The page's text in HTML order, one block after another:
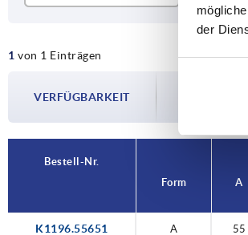
der
55
1 von 1 Einträgen
VERFÜGBARKEIT
Im finalen
Bestell-Nr.
Form
A
K1196.55651 A 55